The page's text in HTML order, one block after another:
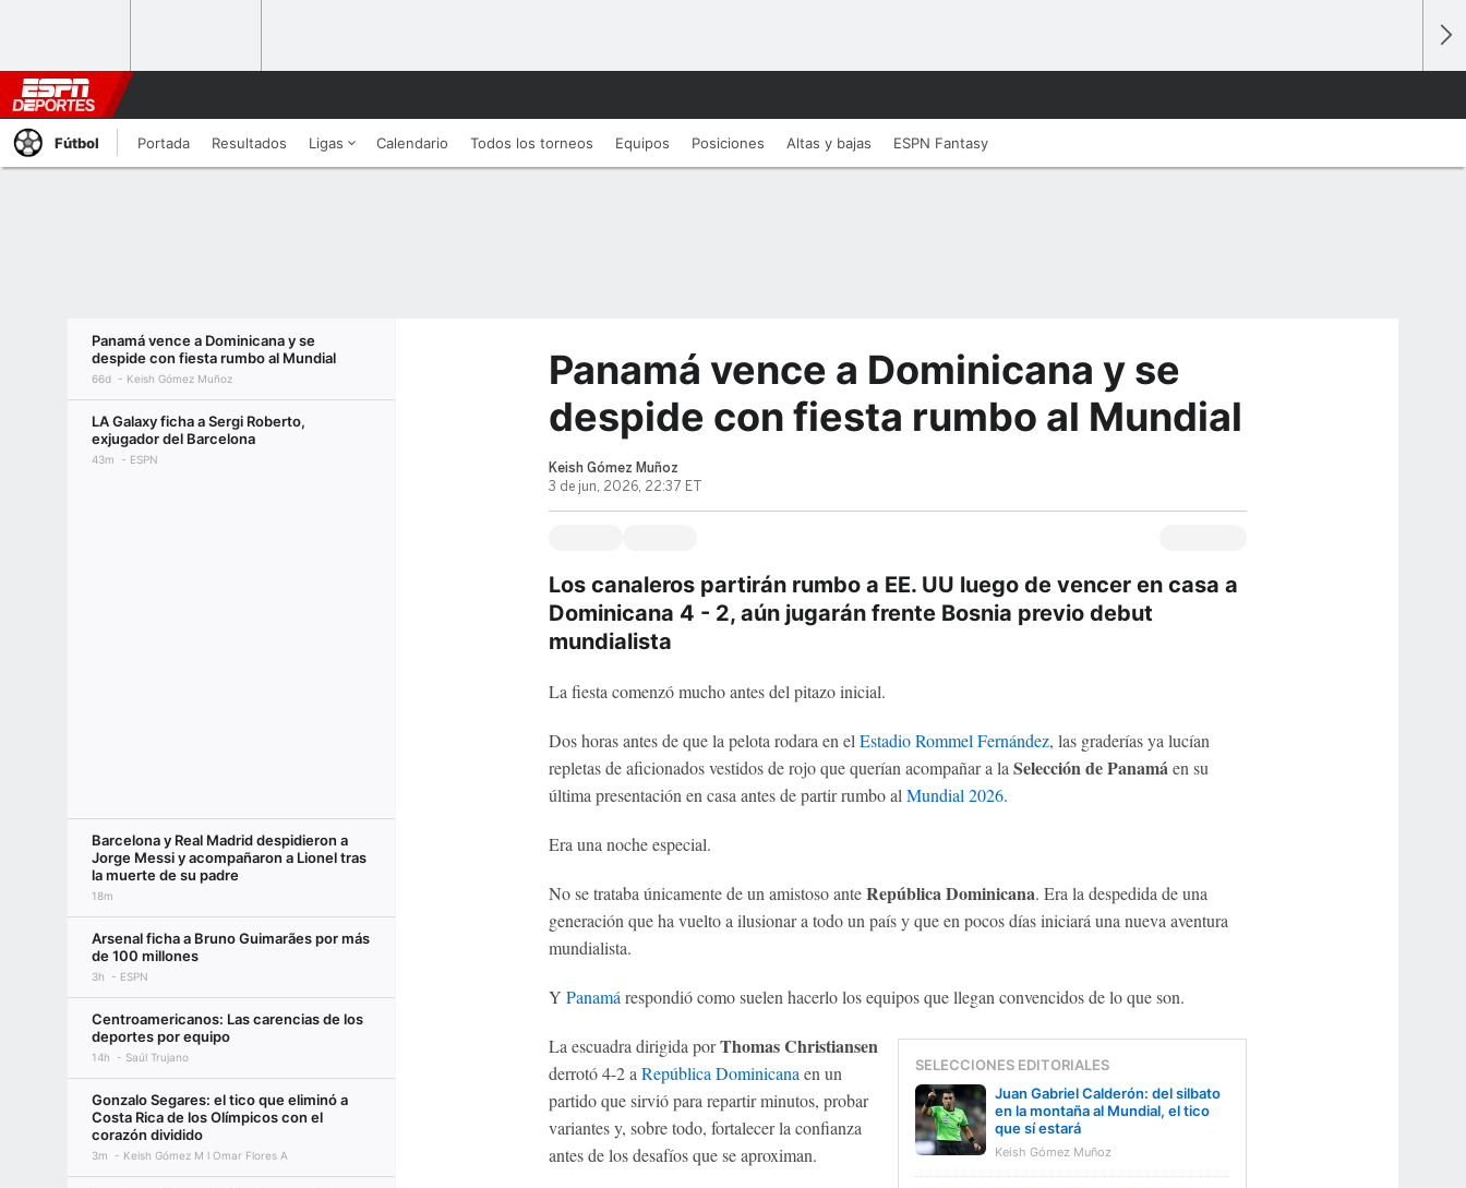
Fútbol Portada Resultados Ligas Calendario Todos los torneos Equipos Posiciones Altas y bajas ESPN Fantasy
Panamá vence a Dominicana y se
despide con fiesta rumbo al Mundial
66d Keish Gómez Muñoz
LA Galaxy ficha a Sergi Roberto,
exjugador del Barcelona
43m ESPN
Barcelona y Real Madrid despidieron a
Jorge Messi y acompañaron a Lionel tras
la muerte de su padre
18m
Arsenal ficha a Bruno Guimarães por más
de 100 millones
3h ESPN
Centroamericanos: Las carencias de los
deportes por equipo
14h Saúl Trujano
Gonzalo Segares: el tico que eliminó a
Costa Rica de los Olímpicos con el
corazón dividido
3m Keish Gómez M l Omar Flores A
Panamá vence a Dominicana y se
despide con fiesta rumbo al Mundial
Keish Gómez Muñoz
3 de jun, 2026, 22:37 ET
Los canaleros partirán rumbo a EE. UU luego de vencer en casa a
Dominicana 4 - 2, aún jugarán frente Bosnia previo debut
mundialista
La fiesta comenzó mucho antes del pitazo inicial.
Dos horas antes de que la pelota rodara en el Estadio Rommel Fernández, las graderías ya lucían
repletas de aficionados vestidos de rojo que querían acompañar a la Selección de Panamá en su
última presentación en casa antes de partir rumbo al Mundial 2026.
Era una noche especial.
No se trataba únicamente de un amistoso anteRepública Dominicana. Era la despedida de una
generación que ha vuelto a ilusionar a todo un país y que en pocos días iniciará una nueva aventura
mundialista.
Y Panamá respondió como suelen hacerlo los equipos que llegan convencidos de lo que son.
SELECCIONES EDITORIALES
Juan Gabriel Calderón: del silbato
en la montaña al Mundial, el tico
que sí estará
Keish Gómez Muñoz
La escuadra dirigida porThomas Christiansen
derrotó 4-2 a República Dominicana en un
partido que sirvió para repartir minutos, probar
variantes y, sobre todo, fortalecer la confianza
antes de los desafíos que se aproximan.